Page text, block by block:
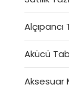
Alçıpancı
Akücü
Aksesuar